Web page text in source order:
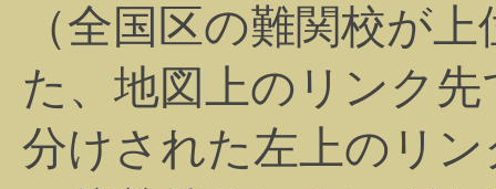
（全国区の難関校が
た、地図上のリンク
分けされた左上のリ